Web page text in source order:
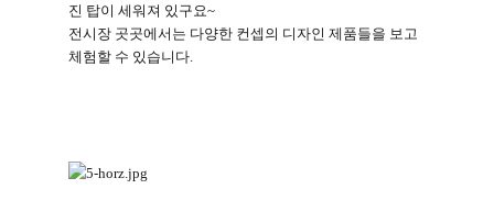
진 탑이 세워져 있구요~
전시장 곳곳에서는 다양한 컨셉의 디자인 제품들을 보고
체험할 수 있습니다